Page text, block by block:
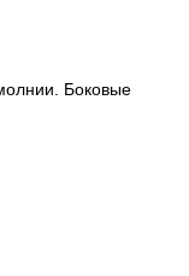
Боковые